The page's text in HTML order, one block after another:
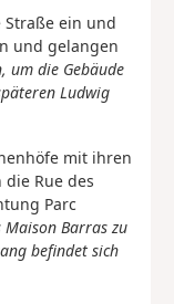
Straße ein und
und gelangen
um die Gebäude
Ludwig
mit ihren
Rue des
Parc
Maison Barras zu
befindet sich